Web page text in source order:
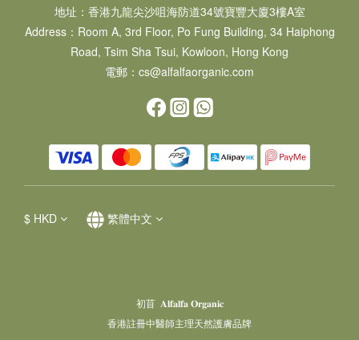
地址：​香港九龍尖沙咀海防道34號寶豐大廈3樓A室
Address：Room A, 3rd Floor, Po Fung Building, 34 Haiphong
Road, Tsim Sha Tsui, Kowloon, Hong Kong
電郵：cs@alfalfaorganic.com
$ HKD 繁體中文
初苜 𝐀𝐥𝐟𝐚𝐥𝐟𝐚 𝐎𝐫𝐠𝐚𝐧𝐢𝐜
香港註冊中醫師主理天然護膚品牌